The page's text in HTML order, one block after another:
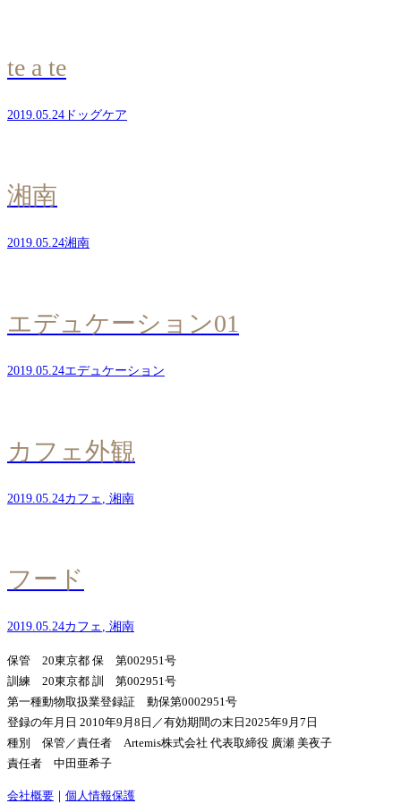
te a te
2019.05.24 ドッグケア
湘南
2019.05.24湘南
エデュケーション01
2019.05.24エデュケーション
カフェ外観
2019.05.24カフェ 湘南
フード
2019.05.24カフェ 湘南
保管 20東京都 保 第002951号
訓練 20東京都 訓 第002951号
第一種動物取扱業登録証 動保第0002951号
登録の年月日 2010年9月8日／有効期間の末日2025年9月7日
種別 保管／責任者 Artemis株式会社 代表取締役 廣瀬 美夜子
責任者 中田亜希子
会社概要 ｜ 個人情報保護